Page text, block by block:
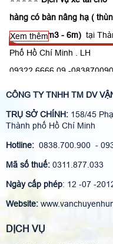
hàng có bàn nâng hạ (
dài 3m - 4m3 - 6m) tại
Phố Hồ Chí Minh . LH
09322,6666,09 -
Có nhận chở hàng đi liên
chạy được trong nội thành
ngày.
Xem thêm
CÔNG TY TNHH TM DV
TRỤ SỞ CHÍNH: 158/45
Thành phố Hồ Chí Minh
Hotline: 0838.700.900 -
Mã số thuế: 0311.877.033
Ngày cấp phép: 12 -07 -
Website:
DỊCH VỤ